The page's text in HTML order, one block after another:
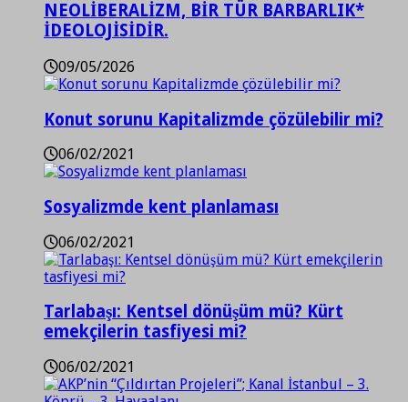
NEOLİBERALİZM, BİR TÜR BARBARLIK*
İDEOLOJİSİDİR.
09/05/2026
Konut sorunu Kapitalizmde çözülebilir mi?
06/02/2021
Sosyalizmde kent planlaması
06/02/2021
Tarlabaşı: Kentsel dönüşüm mü? Kürt
emekçilerin tasfiyesi mi?
06/02/2021